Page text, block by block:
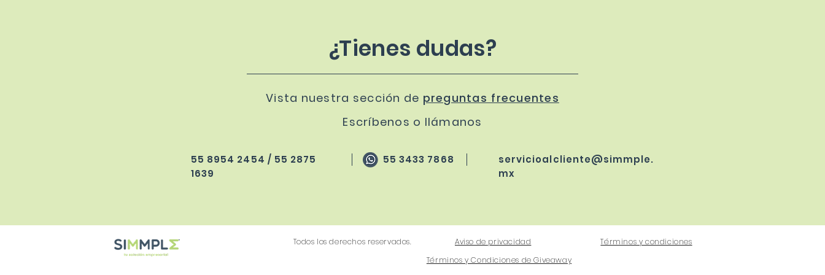
¿Tienes dudas?
Vista nuestra sección de preguntas frecuentes
Escríbenos o llámanos
55 8954 2454 / 55 2875
1639
55 3433 7868
servicioalcliente@simmple.
mx
Todos los derechos reservados. Aviso de privacidad
Términos y condiciones
Términos y Condiciones de Giveaway